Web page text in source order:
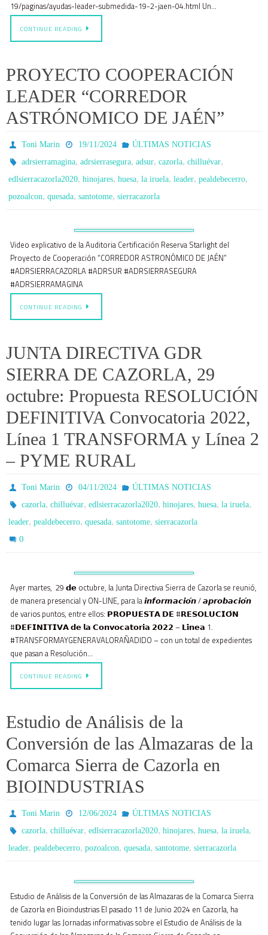
19/paginas/ayudas-leader-submedida-19-2-jaen-04.html Un…
CONTINUE READING
PROYECTO COOPERACIÓN
LEADER “CORREDOR
ASTRÓNOMICO DE JAÉN”
Toni Marin 19/11/2024
ÚLTIMAS NOTICIAS
adrsierramagina,adrsierrasegura,adsur,cazorla,chilluévar,
edlsierracazorla2020, hinojares, huesa, la iruela, leader, pealdebecerro,
pozoalcon, quesada, santotome, sierracazorla
Video explicativo de la Auditoria Certificación Reserva Starlight del
Proyecto de Cooperación “CORREDOR ASTRONÓMICO DE JAÉN”
#ADRSIERRACAZORLA #ADRSUR #ADRSIERRASEGURA
#ADRSIERRAMAGINA
CONTINUE READING
JUNTA DIRECTIVA GDR
SIERRA DE CAZORLA, 29
octubre: Propuesta RESOLUCIÓN
DEFINITIVA Convocatoria 2022,
Línea 1 TRANSFORMA y Línea 2
– PYME RURAL
Toni Marin 04/11/2024
ÚLTIMAS NOTICIAS
cazorla,chilluévar,edlsierracazorla2020,hinojares,huesa,la iruela,
leader, pealdebecerro, quesada, santotome, sierracazorla
0
Ayer martes, 29 𝗱𝗲 octubre, la Junta Directiva Sierra de Cazorla se reunió,
de manera presencial y ON-LINE, para la 𝙞𝙣𝙛𝙤𝙧𝙢𝙖𝙘𝙞𝙤́𝙣 / 𝙖𝙥𝙧𝙤𝙗𝙖𝙘𝙞𝙤́𝙣
de varios puntos, entre ellos: 𝗣𝗥𝗢𝗣𝗨𝗘𝗦𝗧𝗔 𝗗𝗘 #𝗥𝗘𝗦𝗢𝗟𝗨𝗖𝗜𝗢́𝗡
#𝗗𝗘𝗙𝗜𝗡𝗜𝗧𝗜𝗩𝗔 𝗱𝗲 𝗹𝗮 𝗖𝗼𝗻𝘃𝗼𝗰𝗮𝘁𝗼𝗿𝗶𝗮 𝟮𝟬𝟮𝟮 – 𝗟𝗶́𝗻𝗲𝗮 1.
#TRANSFORMAYGENERAVALORAÑADIDO – con un total de expedientes
que pasan a Resolución…
CONTINUE READING
Estudio de Análisis de la
Conversión de las Almazaras de la
Comarca Sierra de Cazorla en
BIOINDUSTRIAS
Toni Marin 12/06/2024
ÚLTIMAS NOTICIAS
cazorla,chilluévar,edlsierracazorla2020,hinojares,huesa,la iruela,
leader, pealdebecerro, pozoalcon, quesada, santotome, sierracazorla
Estudio de Análisis de la Conversión de las Almazaras de la Comarca Sierra
de Cazorla en Bioindustrias El pasado 11 de Junio 2024 en Cazorla, ha
tenido lugar las Jornadas informativas sobre el Estudio de Análisis de la